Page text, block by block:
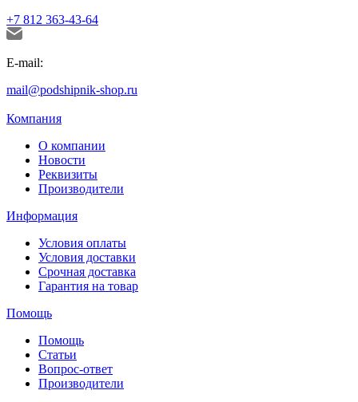
+7 812 363-43-64
E-mail:
mail@podshipnik-shop.ru
Компания
О компании
Новости
Реквизиты
Производители
Информация
Условия оплаты
Условия доставки
Срочная доставка
Гарантия на товар
Помощь
Помощь
Статьи
Вопрос-ответ
Производители